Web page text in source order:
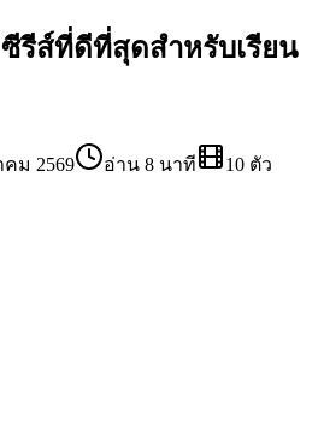
รีส์ที่ดีที่สุดสำหรับเรียน
คม 2569 อ่าน 8 นาที
10 ตัว